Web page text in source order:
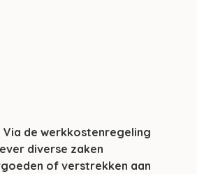
| Via de werkkostenregeling
diverse zaken
of verstrekken aan